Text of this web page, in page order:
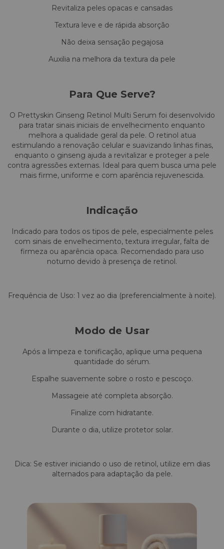
Revitaliza peles opacas e cansadas
Textura leve e de rápida absorção
Não deixa sensação pegajosa
Auxilia na melhora da textura da pele
Para Que Serve?
O Prettyskin Ginseng Retinol Multi Serum foi desenvolvido
para tratar sinais iniciais de envelhecimento enquanto
melhora a qualidade geral da pele. O retinol atua
estimulando a renovação celular e suavizando linhas finas,
enquanto o ginseng ajuda a revitalizar e proteger a pele
contra agressões externas. Ideal para quem busca uma pele
mais firme, uniforme e com aparência rejuvenescida.
Indicação
Indicado para todos os tipos de pele, especialmente peles
com sinais de envelhecimento, textura irregular, falta de
firmeza ou aparência opaca. Recomendado para uso
noturno devido à presença de retinol.
Frequência de Uso: 1 vez ao dia (preferencialmente à noite).
Modo de Usar
Após a limpeza e tonificação, aplique uma pequena
quantidade do sérum.
Espalhe suavemente sobre o rosto e pescoço.
Massageie até completa absorção.
Finalize com hidratante.
Durante o dia, utilize protetor solar.
Dica: Se estiver iniciando o uso de retinol, utilize em dias
alternados para adaptação da pele.